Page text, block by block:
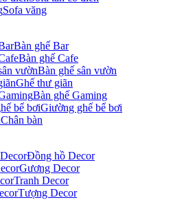
Sofa văng
Bàn ghế Bar
Bàn ghế Cafe
Bàn ghế sân vườn
Ghế thư giãn
Bàn ghế Gaming
Giường ghế bể bơi
Chân bàn
Đồng hồ Decor
Gương Decor
Tranh Decor
Tượng Decor